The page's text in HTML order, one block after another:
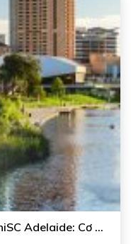
Adelaide: Cơ ...